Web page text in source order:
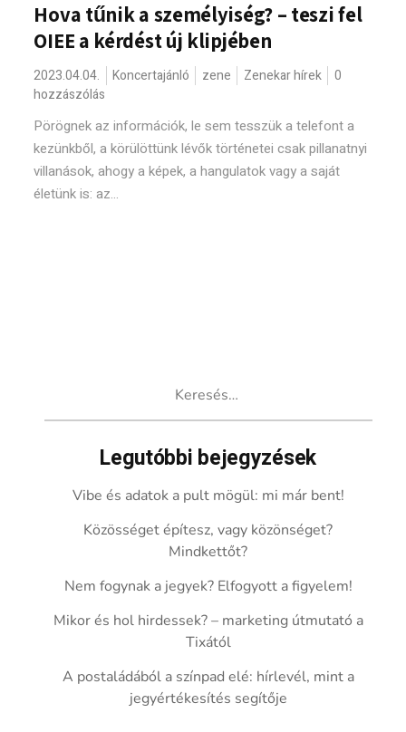
Hova tűnik a személyiség? – teszi fel
OIEE a kérdést új klipjében
2023.04.04. Koncertajánló zene Zenekar hírek
0
hozzászólás
Pörögnek az információk, le sem tesszük a telefont a
kezünkből, a körülöttünk lévők történetei csak pillanatnyi
villanások, ahogy a képek, a hangulatok vagy a saját
életünk is: az...
Legutóbbi bejegyzések
Vibe és adatok a pult mögül: mi már bent!
Közösséget építesz, vagy közönséget?
Mindkettőt?
Nem fogynak a jegyek? Elfogyott a figyelem!
Mikor és hol hirdessek? – marketing útmutató a
Tixától
A postaládából a színpad elé: hírlevél, mint a
jegyértékesítés segítője